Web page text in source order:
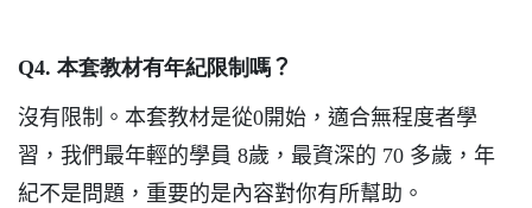
Q4. 本套教材有年紀限制嗎 ？
沒有限制。本套教材是從0開始，適合無程度者學
習，我們最年輕的學員 8歲，最資深的 70 多歲，年
紀不是問題，重要的是內容對你有所幫助。